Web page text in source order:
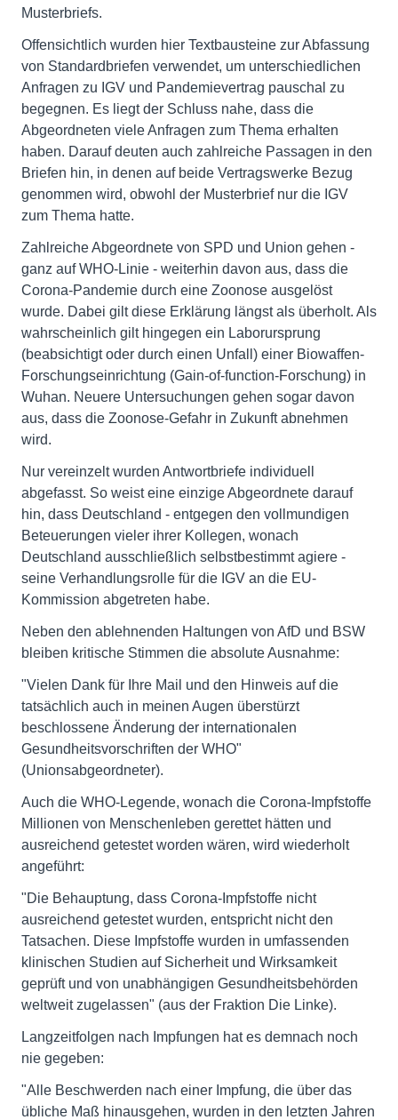
Musterbriefs.
Offensichtlich wurden hier Textbausteine zur Abfassung
von Standardbriefen verwendet, um unterschiedlichen
Anfragen zu IGV und Pandemievertrag pauschal zu
begegnen. Es liegt der Schluss nahe, dass die
Abgeordneten viele Anfragen zum Thema erhalten
haben. Darauf deuten auch zahlreiche Passagen in den
Briefen hin, in denen auf beide Vertragswerke Bezug
genommen wird, obwohl der Musterbrief nur die IGV
zum Thema hatte.
Zahlreiche Abgeordnete von SPD und Union gehen -
ganz auf WHO-Linie - weiterhin davon aus, dass die
Corona-Pandemie durch eine Zoonose ausgelöst
wurde. Dabei gilt diese Erklärung längst als überholt. Als
wahrscheinlich gilt hingegen ein Laborursprung
(beabsichtigt oder durch einen Unfall) einer Biowaffen-
Forschungseinrichtung (Gain-of-function-Forschung) in
Wuhan. Neuere Untersuchungen gehen sogar davon
aus, dass die Zoonose-Gefahr in Zukunft abnehmen
wird.
Nur vereinzelt wurden Antwortbriefe individuell
abgefasst. So weist eine einzige Abgeordnete darauf
hin, dass Deutschland - entgegen den vollmundigen
Beteuerungen vieler ihrer Kollegen, wonach
Deutschland ausschließlich selbstbestimmt agiere -
seine Verhandlungsrolle für die IGV an die EU-
Kommission abgetreten habe.
Neben den ablehnenden Haltungen von AfD und BSW
bleiben kritische Stimmen die absolute Ausnahme:
"Vielen Dank für Ihre Mail und den Hinweis auf die
tatsächlich auch in meinen Augen überstürzt
beschlossene Änderung der internationalen
Gesundheitsvorschriften der WHO"
(Unionsabgeordneter).
Auch die WHO-Legende, wonach die Corona-Impfstoffe
Millionen von Menschenleben gerettet hätten und
ausreichend getestet worden wären, wird wiederholt
angeführt:
"Die Behauptung, dass Corona-Impfstoffe nicht
ausreichend getestet wurden, entspricht nicht den
Tatsachen. Diese Impfstoffe wurden in umfassenden
klinischen Studien auf Sicherheit und Wirksamkeit
geprüft und von unabhängigen Gesundheitsbehörden
weltweit zugelassen" (aus der Fraktion Die Linke).
Langzeitfolgen nach Impfungen hat es demnach noch
nie gegeben:
"Alle Beschwerden nach einer Impfung, die über das
übliche Maß hinausgehen, wurden in den letzten Jahren